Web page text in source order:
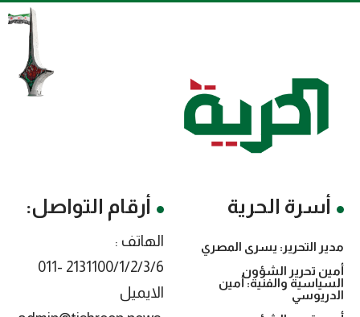
أسرة الحرية
مدير التحرير: يسرى المصري
أمين تحرير الشؤون
السياسية والفنية: أمين
الدريوسي
أرقام التواصل:
الهاتف :
2131100/1/2/3/6 -011
الايميل